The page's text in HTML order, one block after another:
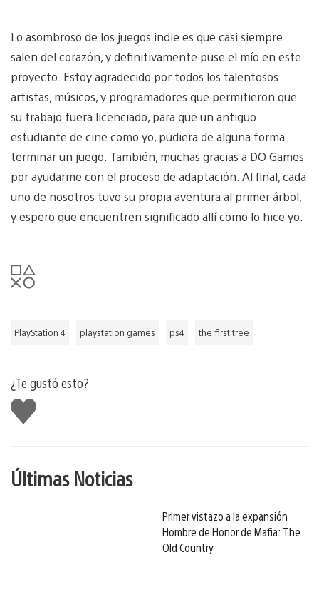
Lo asombroso de los juegos indie es que casi siempre
salen del corazón, y definitivamente puse el mío en este
proyecto. Estoy agradecido por todos los talentosos
artistas, músicos, y programadores que permitieron que
su trabajo fuera licenciado, para que un antiguo
estudiante de cine como yo, pudiera de alguna forma
terminar un juego. También, muchas gracias a DO Games
por ayudarme con el proceso de adaptación. Al final, cada
uno de nosotros tuvo su propia aventura al primer árbol,
y espero que encuentren significado allí como lo hice yo.
PlayStation 4 playstation games ps4 the first tree
¿Te gustó esto?
Me
gusta
Últimas Noticias
Primer vistazo a la expansión
Hombre de Honor de Mafia: The
Old Country